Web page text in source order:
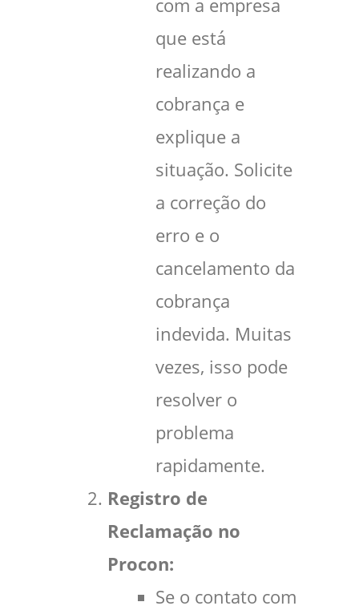
com a empresa
que está
realizando a
cobrança e
explique a
situação. Solicite
a correção do
erro e o
cancelamento da
cobrança
indevida. Muitas
vezes, isso pode
resolver o
problema
rapidamente.
Registro de
Reclamação no
Procon:
Se o contato com